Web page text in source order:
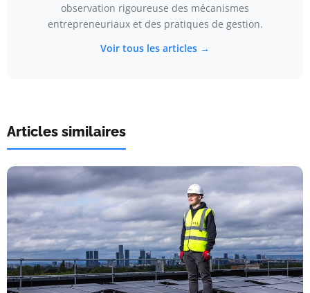
observation rigoureuse des mécanismes
entrepreneuriaux et des pratiques de gestion.
Voir tous les articles →
Articles similaires